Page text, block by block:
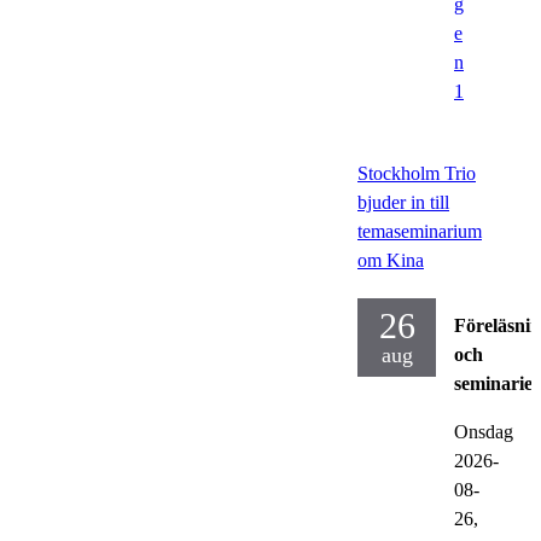
e
n
1
Stockholm Trio
bjuder in till
temaseminarium
om Kina
26
aug
och
seminarier
Onsdag
2026-
08-
26,